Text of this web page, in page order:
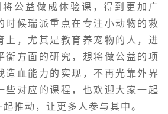
公益做成体验课，得到更加广
时候瑞派重点在专注小动物的救
上，尤其是教育养宠物的人，进
衡方面的研究，想将做公益的项
造血能力的实现，不再光靠外界
些对应的课程，也欢迎大家一起
推动，让更多人参与其中。